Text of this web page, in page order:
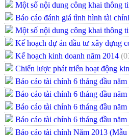
Một số nội dung công khai thông
Báo cáo đánh giá tình hình tài
Một số nội dung công khai thông
Kế hoạch dự án đầu tư xây dựng
Kế hoạch kinh doanh năm 2014
Chiến lược phát triển hoạt động
Báo cáo tài chính 6 tháng đầu
Báo cáo tài chính 6 tháng đầu
Báo cáo tài chính 6 tháng đầu
Báo cáo tài chính 6 tháng đầu
Báo cáo tài chính Năm 2013